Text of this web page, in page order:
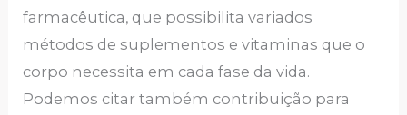
farmacêutica, que possibilita variados
métodos de suplementos e vitaminas que o
corpo necessita em cada fase da vida.
Podemos citar também contribuição para